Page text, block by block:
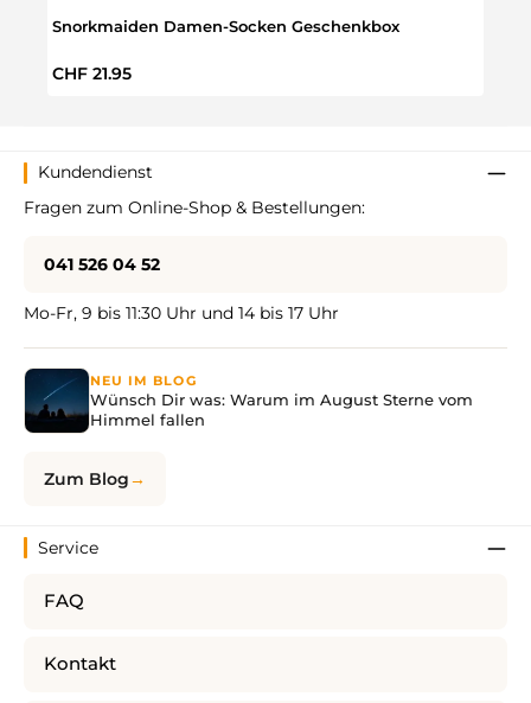
Snorkmaiden Damen-Socken Geschenkbox
Regulärer Preis:
CHF 21.95
Kundendienst
Fragen zum Online-Shop & Bestellungen:
041 526 04 52
Mo-Fr, 9 bis 11:30 Uhr und 14 bis 17 Uhr
NEU IM BLOG
Wünsch Dir was: Warum im August Sterne vom
Himmel fallen
Zum Blog
Service
FAQ
Kontakt